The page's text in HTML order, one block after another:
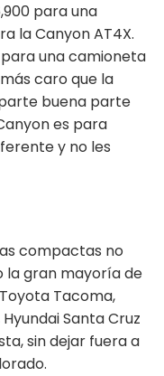
para una
la Canyon AT4X.
una camioneta
caro que la
buena parte
es para
y no les
compactas no
la gran mayoría de
Tacoma,
Santa Cruz
sin dejar fuera a